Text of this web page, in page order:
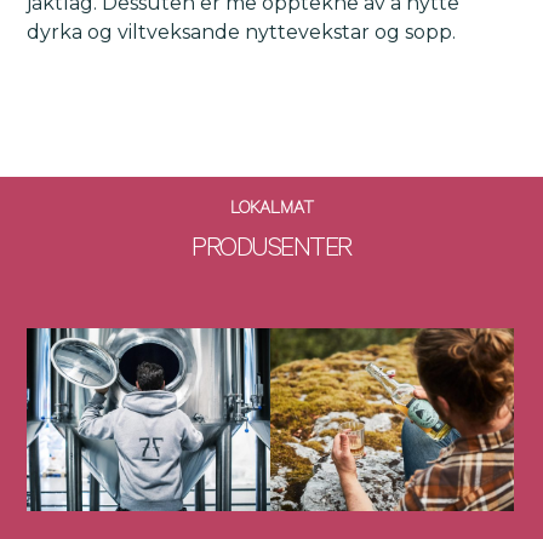
dyrka og viltveksande nyttevekstar og sopp.
LOKALMAT
PRODUSENTER